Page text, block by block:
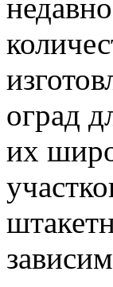
оград
их